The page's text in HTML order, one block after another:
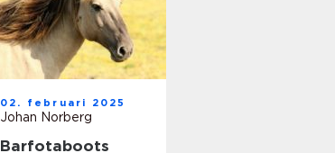
02. februari 2025
Johan Norberg
Barfotaboots